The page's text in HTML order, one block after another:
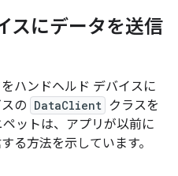
スにデータを送信
ハンドヘルド デバイスに
の DataClient クラスを
ットは、アプリが以前に
る方法を示しています。